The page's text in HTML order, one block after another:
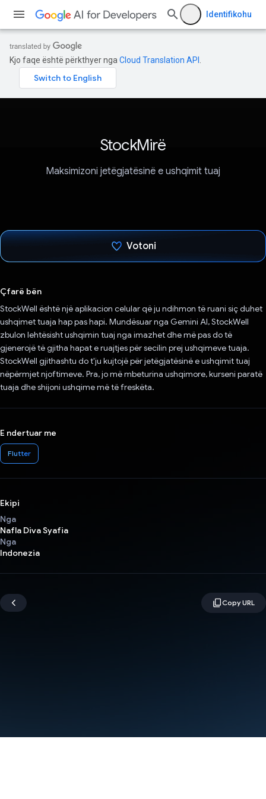
Identifikohu
Kjo faqe është përkthyer nga Cloud Translation API
StockMirë
Maksimizoni jetëgjatësinë e ushqimit tuaj
Votoni
Çfarë bën
StockWell është një aplikacion celular që ju ndihmon të ruani siç duhet
ushqimet tuaja hap pas hapi. Mundësuar nga Gemini AI, StockWell
zbulon lehtësisht ushqimin tuaj nga imazhet dhe më pas do të
gjenerojë të gjitha hapat e ruajtjes për secilin prej ushqimeve tuaja.
StockWell gjithashtu do t'ju kujtojë për jetëgjatësinë e ushqimit tuaj
nëpërmjet njoftimeve. Pra, jo më mbeturina ushqimore, kurseni paratë
tuaja dhe shijoni ushqime më të freskëta.
E ndertuar me
Flutter
Ekipi
Nga
Nafla Diva Syafia
Nga
Indonezia